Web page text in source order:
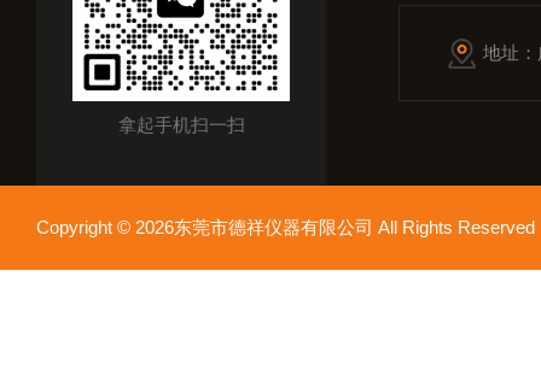
拿起手机扫一扫
地址
Copyright © 2026东莞市德祥仪器有限公司 All Rights